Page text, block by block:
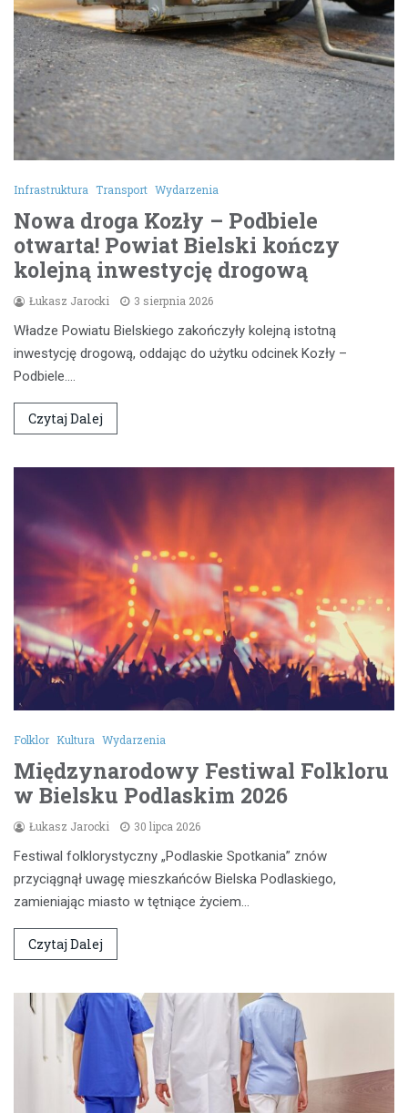
Infrastruktura Transport Wydarzenia
Nowa droga Kozły – Podbiele
otwarta! Powiat Bielski kończy
kolejną inwestycję drogową
Łukasz Jarocki 3 sierpnia 2026
Władze Powiatu Bielskiego zakończyły kolejną istotną
inwestycję drogową, oddając do użytku odcinek Kozły –
Podbiele.…
Czytaj Dalej
Folklor Kultura Wydarzenia
Międzynarodowy Festiwal Folkloru
w Bielsku Podlaskim 2026
Łukasz Jarocki 30 lipca 2026
Festiwal folklorystyczny „Podlaskie Spotkania” znów
przyciągnął uwagę mieszkańców Bielska Podlaskiego,
zamieniając miasto w tętniące życiem…
Czytaj Dalej